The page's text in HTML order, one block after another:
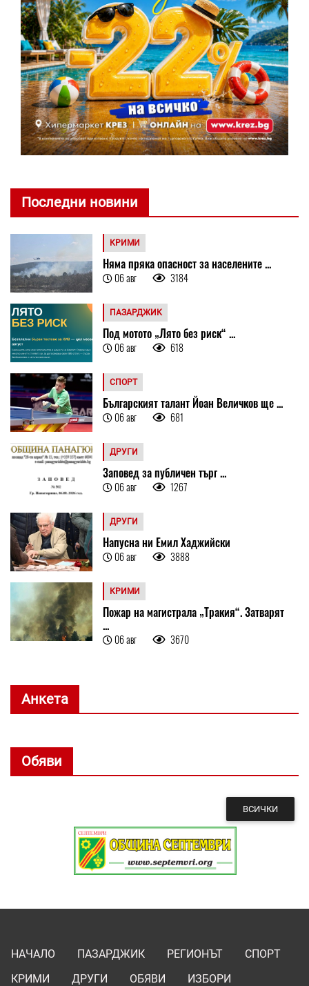
Последни новини
КРИМИ
Няма пряка опасност за населените ...
06 авг 3184
ПАЗАРДЖИК
Под мотото „Лято без риск“ ...
06 авг 618
СПОРТ
Българският талант Йоан Величков ще ...
06 авг 681
ДРУГИ
Заповед за публичен търг ...
06 авг 1267
ДРУГИ
Напусна ни Емил Хаджийски
06 авг 3888
КРИМИ
Пожар на магистрала „Тракия“. Затварят
...
06 авг 3670
Анкета
Обяви
ВСИЧКИ
НАЧАЛО ПАЗАРДЖИК РЕГИОНЪТ
СПОРТ
КРИМИ
ДРУГИ ОБЯВИ
ИЗБОРИ